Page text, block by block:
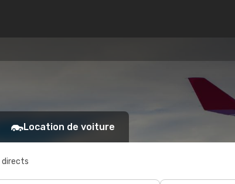
Location de voiture
directs